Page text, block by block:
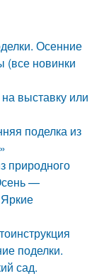
Осенние
(все новинки
выставку или
поделка из
природного
—
поделки.
сад.